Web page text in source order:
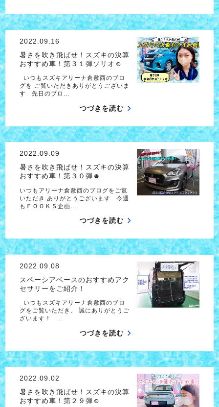
2022.09.16
暑さを吹き飛ばせ！スズキの決算
おすすめ車！第３１弾ソリオ☺
いつもスズキアリーナ倉敷西のブロ
グを ご覧いただきありがとうございま
す 先日のブロ…
つづきを読む
2022.09.09
暑さを吹き飛ばせ！スズキの決算
おすすめ車！第３０弾☻
いつもアリーナ倉敷西のブログをご覧
いただき ありがとうございます 今週
もＦＯＯＫＳ企画…
つづきを読む
2022.09.08
スペーシアベースのおすすめアク
セサリーをご紹介！
いつもスズキアリーナ倉敷西のブロ
グをご覧いただき、 誠にありがとうご
ざいます！ …
つづきを読む
2022.09.02
暑さを吹き飛ばせ！スズキの決算
おすすめ車！第２９弾☺